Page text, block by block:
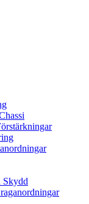
Skydd